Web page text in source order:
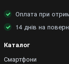
Оплата при
14 днів на
Каталог
Смартфони